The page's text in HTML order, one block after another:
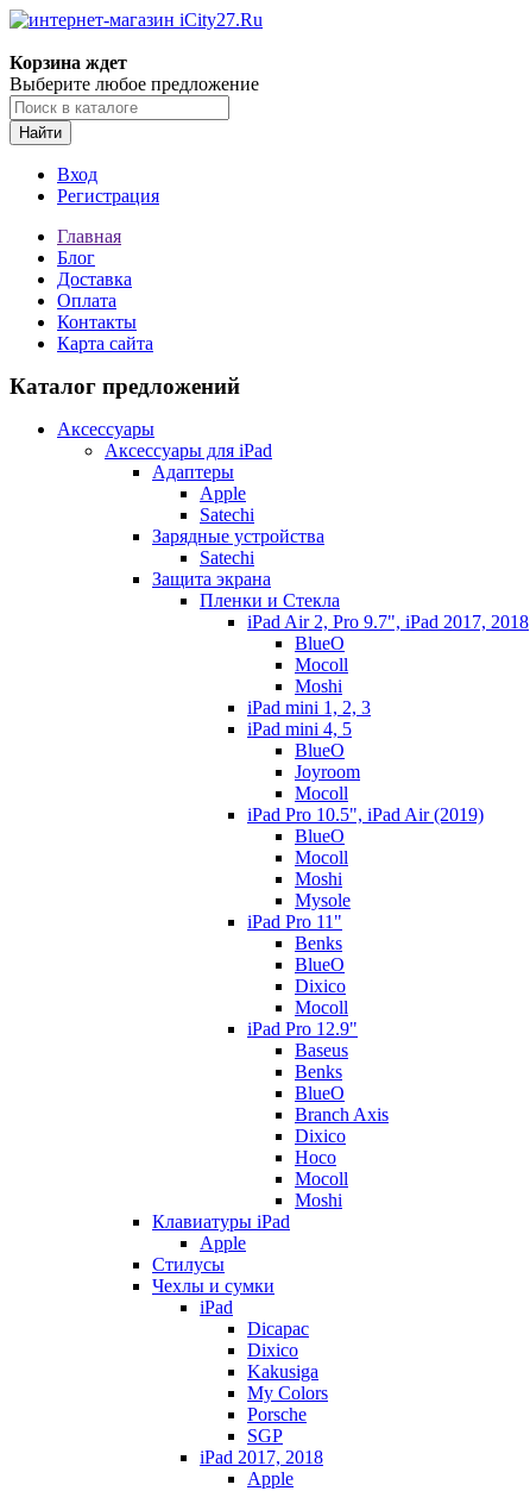
Корзина ждет
Выберите любое предложение
Найти
Вход
Регистрация
Главная
Блог
Доставка
Оплата
Контакты
Карта сайта
Каталог предложений
Аксессуары
Аксессуары для iPad
Адаптеры
Apple
Satechi
Зарядные устройства
Satechi
Защита экрана
Пленки и Стекла
iPad Air 2, Pro 9.7", iPad 2017, 2018
BlueO
Mocoll
Moshi
iPad mini 1, 2, 3
iPad mini 4, 5
BlueO
Joyroom
Mocoll
iPad Pro 10.5", iPad Air (2019)
BlueO
Mocoll
Moshi
Mysole
iPad Pro 11"
Benks
BlueO
Dixico
Mocoll
iPad Pro 12.9"
Baseus
Benks
BlueO
Branch Axis
Dixico
Hoco
Mocoll
Moshi
Клавиатуры iPad
Apple
Стилусы
Чехлы и сумки
iPad
Dicapac
Dixico
Kakusiga
My Colors
Porsche
SGP
iPad 2017, 2018
Apple